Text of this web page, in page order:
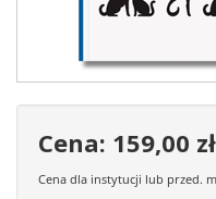
Cena: 159,00 zł
Cena dla instytucji lub przed.